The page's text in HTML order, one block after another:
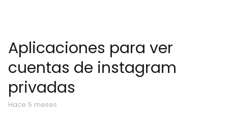
Aplicaciones para ver
cuentas de instagram
privadas
hace 5 meses